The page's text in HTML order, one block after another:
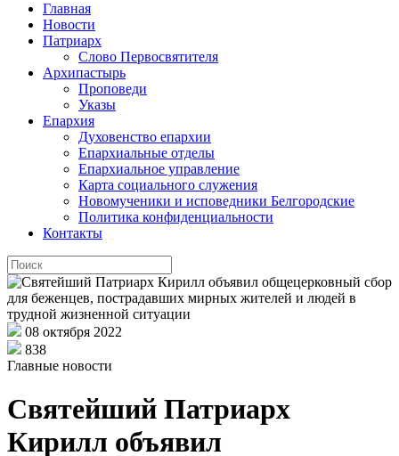
Главная
Новости
Патриарх
Слово Первосвятителя
Архипастырь
Проповеди
Указы
Епархия
Духовенство епархии
Епархиальные отделы
Епархиальное управление
Карта социального служения
Новомученики и исповедники Белгородские
Политика конфиденциальности
Контакты
08 октября 2022
838
Главные новости
Святейший Патриарх
Кирилл объявил